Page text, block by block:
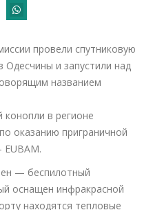
провели спутниковую
и запустили над
названием
в регионе
оказанию приграничной
— беспилотный
оснащен инфракрасной
находятся тепловые